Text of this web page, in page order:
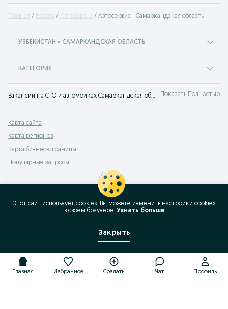
Главная Работа Автосервис Автосервис - Самаркандская область
УЗБЕКИСТАН » САМАРКАНДСКАЯ ОБЛАСТЬ
КАТЕГОРИЯ
Вакансии на СТО и автомойках Самаркандская область ⭐ от прямых работодателей ⭐ Найти работу на СТО или автомойке легче всего ⮞⮞ OLX.uz Показать Полностью
Карта сайта
Карта регионов
Карта бизнес-страницы
Популярные запросы
Главная Избранное Создать Чат Профиль
Этот сайт использует cookies. Вы можете изменить настройки cookies
в своeм браузере. Узнать больше
Закрыть